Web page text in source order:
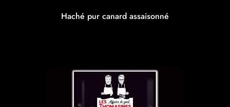
Haché pur canard assaisonné